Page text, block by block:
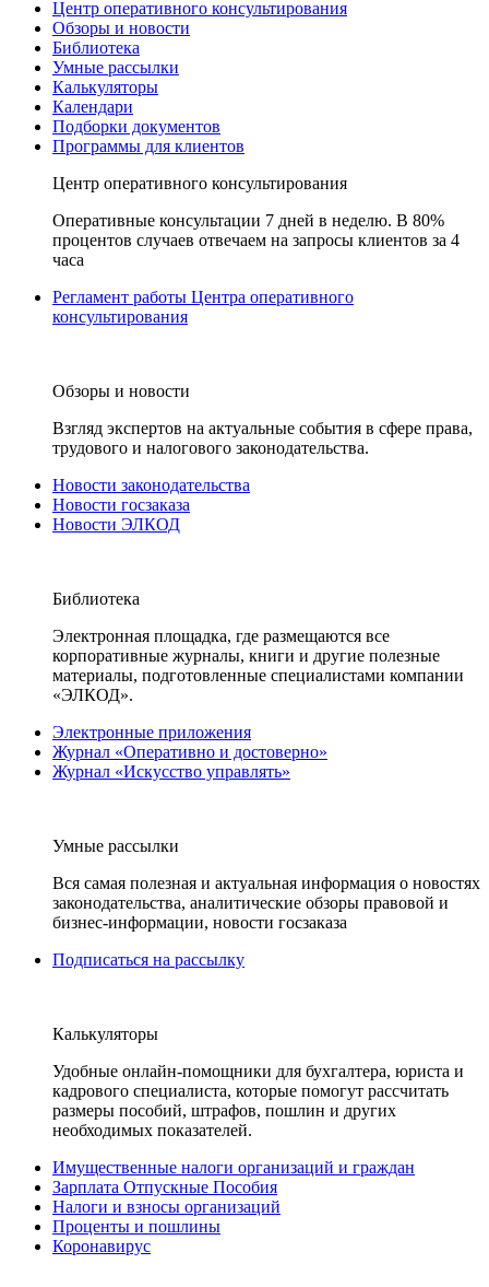
Центр оперативного консультирования
Обзоры и новости
Библиотека
Умные рассылки
Калькуляторы
Календари
Подборки документов
Программы для клиентов
Центр оперативного консультирования
Оперативные консультации 7 дней в неделю. В 80%
процентов случаев отвечаем на запросы клиентов за 4
часа
Регламент работы Центра оперативного
консультирования
Обзоры и новости
Взгляд экспертов на актуальные события в сфере права,
трудового и налогового законодательства.
Новости законодательства
Новости госзаказа
Новости ЭЛКОД
Библиотека
Электронная площадка, где размещаются все
корпоративные журналы, книги и другие полезные
материалы, подготовленные специалистами компании
«ЭЛКОД».
Электронные приложения
Журнал «Оперативно и достоверно»
Журнал «Искусство управлять»
Умные рассылки
Вся самая полезная и актуальная информация о новостях
законодательства, аналитические обзоры правовой и
бизнес-информации, новости госзаказа
Подписаться на рассылку
Калькуляторы
Удобные онлайн-помощники для бухгалтера, юриста и
кадрового специалиста, которые помогут рассчитать
размеры пособий, штрафов, пошлин и других
необходимых показателей.
Имущественные налоги организаций и граждан
Зарплата Отпускные Пособия
Налоги и взносы организаций
Проценты и пошлины
Коронавирус